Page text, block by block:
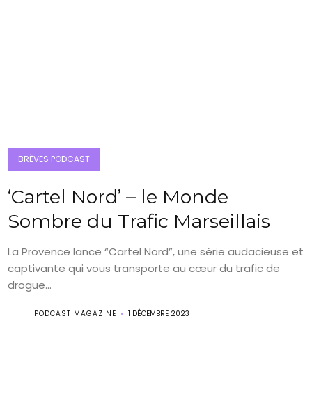
BRÈVES PODCAST
‘Cartel Nord’ – le Monde
Sombre du Trafic Marseillais
La Provence lance “Cartel Nord”, une série audacieuse et
captivante qui vous transporte au cœur du trafic de
drogue...
PODCAST MAGAZINE 1 DÉCEMBRE 2023